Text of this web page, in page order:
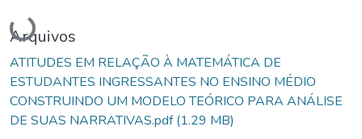
Carregando...
Arquivos
ATITUDES EM RELAÇÃO À MATEMÁTICA DE
ESTUDANTES INGRESSANTES NO ENSINO MÉDIO
CONSTRUINDO UM MODELO TEÓRICO PARA ANÁLISE
DE SUAS NARRATIVAS.pdf(1.29 MB)